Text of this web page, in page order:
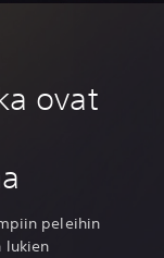
ovat
peleihin
lukien